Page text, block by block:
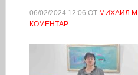
06/02/2024 12:06 ОТ МИХАИЛ
КОМЕНТАР